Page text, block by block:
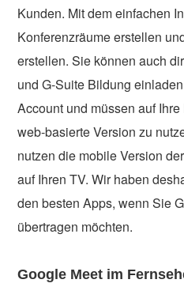
Kunden. Mit dem einfachen
Konferenzräume erstellen
erstellen. Sie können auch
und G-Suite Bildung
Account und müssen auf
web-basierte Version zu
nutzen die mobile Version
auf Ihren TV. Wir haben
den besten Apps, wenn Sie
übertragen möchten.
Google Meet im